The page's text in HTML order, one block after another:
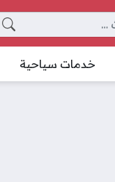
خدمات سياحية